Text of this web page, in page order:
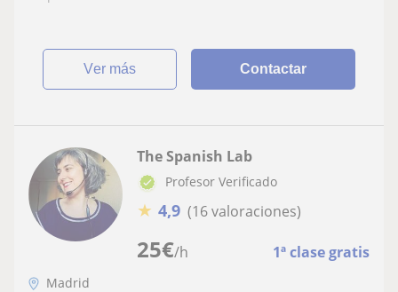
ver más Contactar
25€/h 1ª clase gratis
The Spanish Lab
Profesor Verificado
★ 4,9 (16 valoraciones)
Madrid